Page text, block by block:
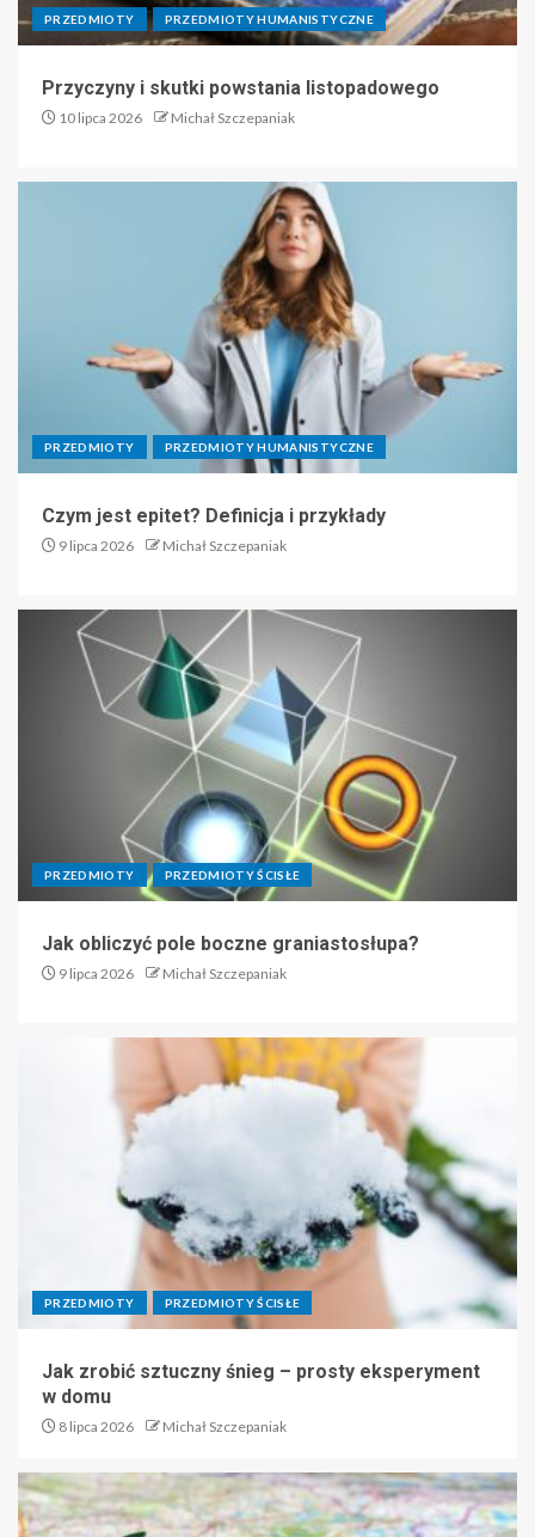
PRZEDMIOTY PRZEDMIOTY HUMANISTYCZNE
Przyczyny i skutki powstania listopadowego
10 lipca 2026 Michał Szczepaniak
PRZEDMIOTY PRZEDMIOTY HUMANISTYCZNE
Czym jest epitet? Definicja i przykłady
9 lipca 2026 Michał Szczepaniak
PRZEDMIOTY PRZEDMIOTY ŚCISŁE
Jak obliczyć pole boczne graniastosłupa?
9 lipca 2026 Michał Szczepaniak
PRZEDMIOTY PRZEDMIOTY ŚCISŁE
Jak zrobić sztuczny śnieg – prosty eksperyment
w domu
8 lipca 2026 Michał Szczepaniak